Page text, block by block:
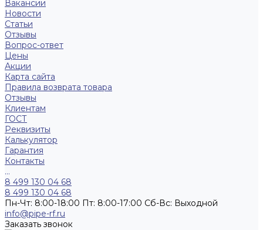
Вакансии
Новости
Статьи
Отзывы
Вопрос-ответ
Цены
Акции
Карта сайта
Правила возврата товара
Отзывы
Клиентам
ГОСТ
Реквизиты
Калькулятор
Гарантия
Контакты
...
8 499 130 04 68
8 499 130 04 68
Пн-Чт: 8:00-18:00 Пт: 8:00-17:00 Сб-Вс: Выходной
info@pipe-rf.ru
Заказать звонок